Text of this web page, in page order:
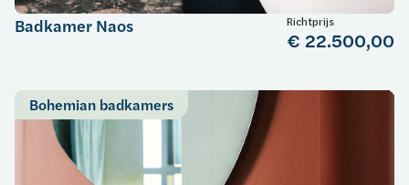
Badkamer Naos Richtprijs
€ 22.500,00
Bohemian badkamers